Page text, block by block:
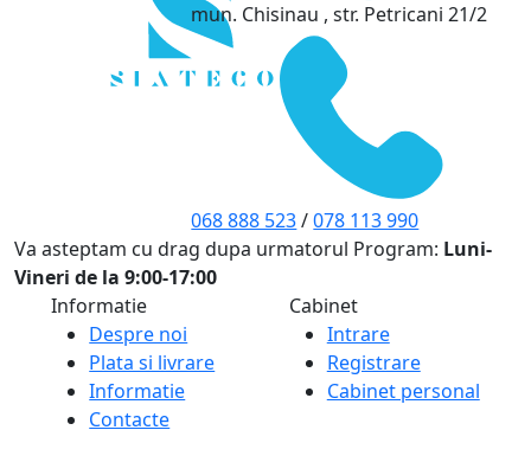
mun. Chisinau , str. Petricani 21/2
068 888 523/078 113 990
Va asteptam cu drag dupa urmatorul Program: Luni-
Vineri de la 9:00-17:00
Informatie
Despre noi
Plata si livrare
Informatie
Contacte
Cabinet
Intrare
Registrare
Cabinet personal